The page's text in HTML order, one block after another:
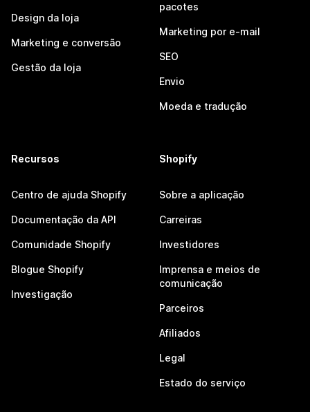
Design da loja
Marketing e conversão
Gestão da loja
pacotes
Marketing por e-mail
SEO
Envio
Moeda e tradução
Recursos
Centro de ajuda Shopify
Documentação da API
Comunidade Shopify
Blogue Shopify
Investigação
Shopify
Sobre a aplicação
Carreiras
Investidores
Imprensa e meios de
comunicação
Parceiros
Afiliados
Legal
Estado do serviço